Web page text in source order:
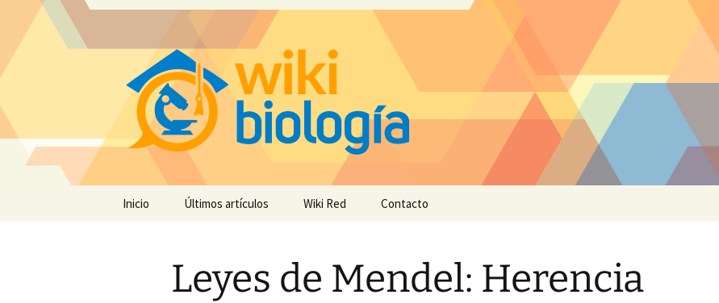
Inicio Últimos artículos Wiki Red Contacto
Leyes de Mendel: Herencia